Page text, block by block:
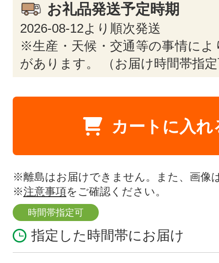
お礼品発送予定時期
2026-08-12より順次発送
※生産・天候・交通等の事情によ
があります。 （お届け時間帯指
カートに入れ
※離島はお届けできません。また、画像
※注意事項をご確認ください。
時間帯指定可
指定した時間帯にお届け